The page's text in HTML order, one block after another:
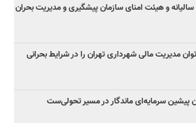
و هیئت امنای سازمان پیشگیری و مدیریت بحران
مدیریت مالی شهرداری تهران را در شرایط بحرانی
پیشین سرمایه‌ای ماندگار در مسیر تحولی‌ست